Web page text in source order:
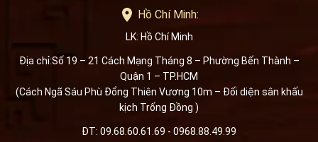
Hồ Chí Minh:
LK: Hồ Chí Minh
Địa chỉ:Số 19 – 21 Cách Mạng Tháng 8 – Phường Bến Thành –
Quận 1 – TP.HCM
(Cách Ngã Sáu Phù Đổng Thiên Vương 10m – Đối diện sân khấu
kịch Trống Đồng )
ĐT: 09.68.60.61.69 - 0968.88.49.99